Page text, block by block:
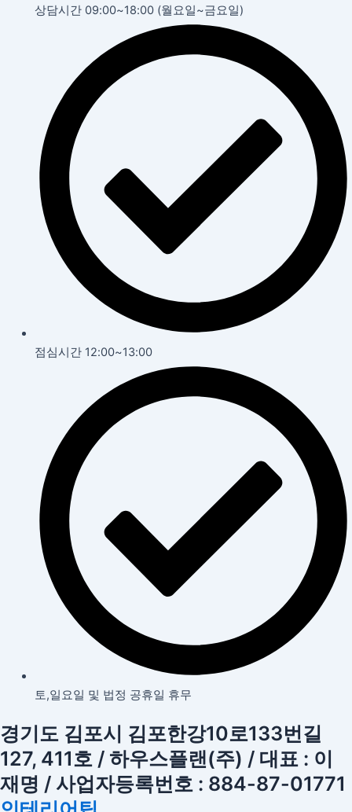
상담시간 09:00~18:00 (월요일~금요일)
점심시간 12:00~13:00
토,일요일 및 법정 공휴일 휴무
경기도 김포시 김포한강10로133번길
127, 411호 / 하우스플랜(주) / 대표 : 이
재명 / 사업자등록번호 : 884-87-01771